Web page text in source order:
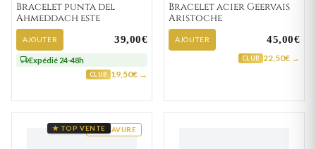
Bracelet punta del
Ahmeddach este
AJOUTER 39,00€
Expédié 24-48h
CLUB 19,50€ →
Bracelet acier Geervais
Aristoche
AJOUTER 45,00€
CLUB 22,50€ →
GRAVURE
★ TOP VENTE